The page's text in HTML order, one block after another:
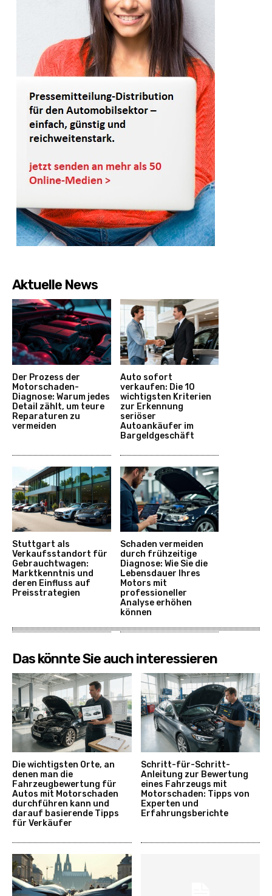
Aktuelle News
Der Prozess der
Motorschaden-
Diagnose: Warum jedes
Detail zählt, um teure
Reparaturen zu
vermeiden
Auto sofort
verkaufen: Die 10
wichtigsten Kriterien
zur Erkennung
seriöser
Autoankäufer im
Bargeldgeschäft
Stuttgart als
Verkaufsstandort für
Gebrauchtwagen:
Marktkenntnis und
deren Einfluss auf
Preisstrategien
Schaden vermeiden
durch frühzeitige
Diagnose: Wie Sie die
Lebensdauer Ihres
Motors mit
professioneller
Analyse erhöhen
können
Das könnte Sie auch interessieren
Die wichtigsten Orte, an
denen man die
Fahrzeugbewertung für
Autos mit Motorschaden
durchführen kann und
darauf basierende Tipps
für Verkäufer
Schritt-für-Schritt-
Anleitung zur Bewertung
eines Fahrzeugs mit
Motorschaden: Tipps von
Experten und
Erfahrungsberichte